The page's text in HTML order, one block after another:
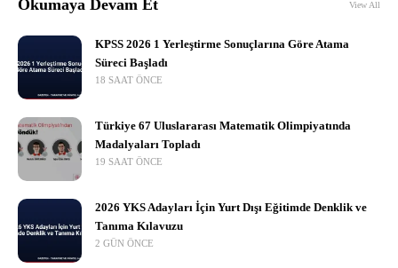
Okumaya Devam Et View All
KPSS 2026 1 Yerleştirme Sonuçlarına Göre Atama
Süreci Başladı
18 SAAT ÖNCE
Türkiye 67 Uluslararası Matematik Olimpiyatında
Madalyaları Topladı
19 SAAT ÖNCE
2026 YKS Adayları İçin Yurt Dışı Eğitimde Denklik ve
Tanıma Kılavuzu
2 GÜN ÖNCE